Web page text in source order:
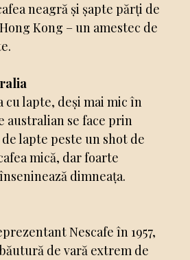
neagră și șapte părți de
Kong – un amestec de
cu lapte, deși mai mic în
australian se face prin
lapte peste un shot de
mică, dar foarte
dimneața.
Nescafe în 1957,
de vară extrem de